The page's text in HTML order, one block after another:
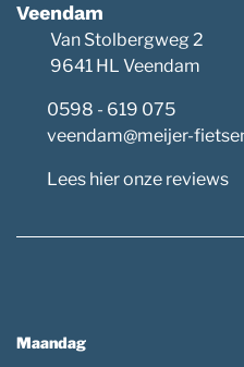
Veendam
Van Stolbergweg 2
9641 HL Veendam
0598 - 619 075
veendam@meijer-
Lees hier onze reviews
Maandag